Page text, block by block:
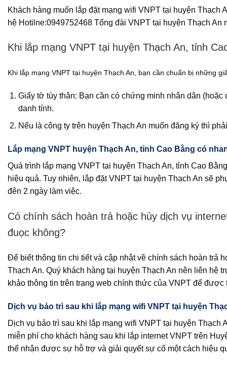
Khách hàng muốn lắp đặt mạng wifi VNPT tại huyện Thạch
hệ Hotilne:0949752468 Tổng đài VNPT tại huyện Thạch An
Khi lắp mạng VNPT tại huyện Thạch An, tỉnh
Khi lắp mạng VNPT tại huyện Thạch An, bạn cần chuẩn bị những
Giấy tờ tùy thân: Bạn cần có chứng minh nhân dân
danh tính.
Nếu là công ty trên huyện Thạch An muốn đăng ký thì
Lắp mạng VNPT huyện Thạch An, tỉnh Cao Bằng có
Quá trình lắp mạng VNPT tại huyện Thạch An, tỉnh Cao
hiệu quả. Tuy nhiên, lắp đặt VNPT tại huyện Thạch An sẽ
đên 2 ngày làm việc.
Có chính sách hoàn trả hoặc hủy dịch vụ
đuọc không?
Để biết thông tin chi tiết và cập nhật về chính sách hoàn trả
Thạch An. Quý khách hàng tại huyện Thạch An nên liên hệ
khảo thông tin trên trang web chính thức của VNPT để được
Dịch vụ bảo trì sau khi lắp mạng wifi VNPT tại huyện
Dịch vụ bảo trì sau khi lắp mạng wifi VNPT tại huyện Thạch
miễn phí cho khách hàng sau khi lắp internet VNPT trên
thể nhận được sự hỗ trợ và giải quyết sự cố một cách hiệu